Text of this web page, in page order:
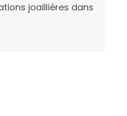
joaillières dans